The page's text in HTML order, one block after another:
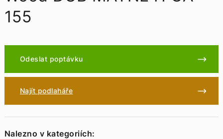
155
Odeslat poptávku
Najít podlaháře
Nalezno v kategoriích: